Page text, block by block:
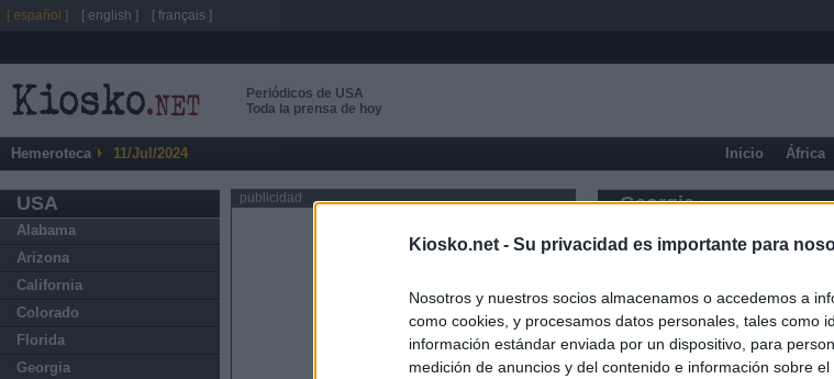
Kiosko.net - Su privacidad es importante para
Nosotros y nuestros socios almacenamos o accedemos a
como cookies, y procesamos datos personales, tales como
información estándar enviada por un dispositivo, para
medición de anuncios y del contenido e información sobre
Periódicos de USA
Toda la prensa de hoy
Hemeroteca 11/Jul/2024 Inicio África
USA
Alabama
Arizona
California
Colorado
Florida
Georgia
publicidad Georgia
[ español ] [ english ] [ français ]